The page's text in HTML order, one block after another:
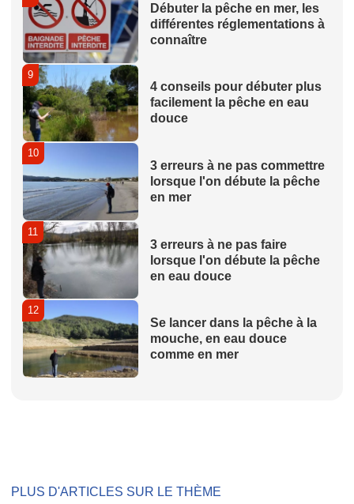
Débuter la pêche en mer, les
différentes réglementations à
connaître
9
4 conseils pour débuter plus
facilement la pêche en eau
douce
10
3 erreurs à ne pas commettre
lorsque l'on débute la pêche
en mer
11
3 erreurs à ne pas faire
lorsque l'on débute la pêche
en eau douce
12
Se lancer dans la pêche à la
mouche, en eau douce
comme en mer
PLUS D'ARTICLES SUR LE THÈME